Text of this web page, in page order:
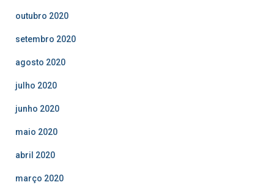
outubro 2020
setembro 2020
agosto 2020
julho 2020
junho 2020
maio 2020
abril 2020
março 2020